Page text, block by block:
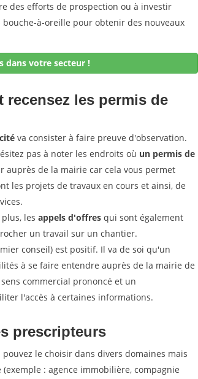
des efforts de prospection ou à investir
à-oreille pour obtenir des nouveaux
dans votre secteur !
les permis de
va consister à faire preuve d'observation.
pas à noter les endroits où un permis de
auprès de la mairie car cela vous permet
les projets de travaux en cours et ainsi, de
les appels d'offres qui sont également
un travail sur un chantier.
conseil) est positif. Il va de soi qu'un
à se faire entendre auprès de la mairie de
commercial prononcé et un
l'accès à certaines informations.
prescripteurs
le choisir dans divers domaines mais
: agence immobilière, compagnie